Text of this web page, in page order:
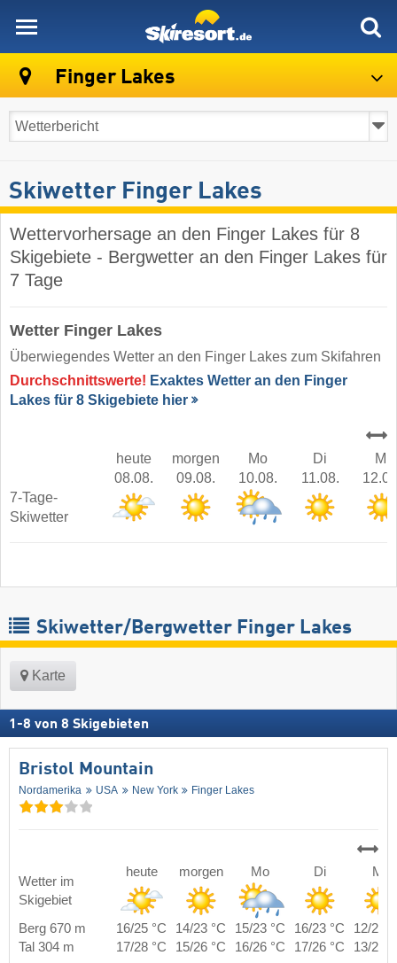
Finger Lakes
Skiwetter Finger Lakes
Wettervorhersage an den Finger Lakes für 8
Skigebiete - Bergwetter an den Finger Lakes für
7 Tage
Wetter Finger Lakes
Überwiegendes Wetter an den Finger Lakes zum Skifahren
Durchschnittswerte! Exaktes Wetter an den Finger
Lakes für 8 Skigebiete hier
heute
08.08.
morgen
09.08.
Mo
10.08.
Di
11.08.
Mi
7-Tage-
Skiwetter
Skiwetter/Bergwetter Finger Lakes
Karte
1 -8 von 8 Skigebieten
Bristol Mountain
Nordamerika USA New York Finger Lakes
Wetter im
Skigebiet
heute morgen Mo Di Mi
Berg 670 m 16/25 °C 14/23 °C 15/23 °C 16/23 °C
12/24
Tal 304 m
17/28 °C 15/26 °C 16/26 °C 17/26 °C 13/27